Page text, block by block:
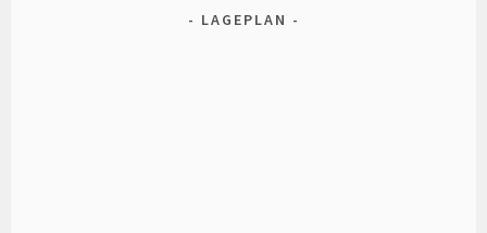
LAGEPLAN